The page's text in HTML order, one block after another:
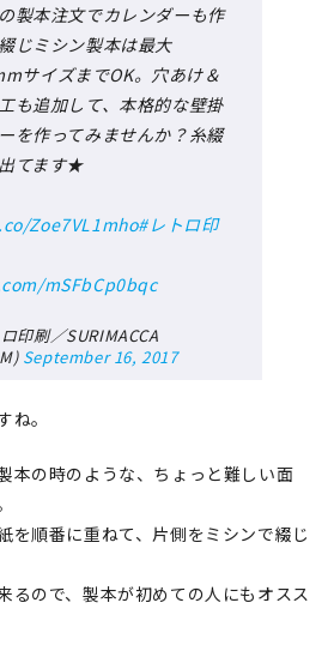
製本注文でカレンダーも作
じミシン製本は最大
サイズまでOK。穴あけ＆
も追加して、本格的な壁掛
を作ってみませんか？糸綴
てます★
Zoe7VL1mho#レトロ印
mSFbCp0bqc
印刷／SURIMACCA
September 16, 2017
。
本の時のような、ちょっと難しい面
を順番に重ねて、片側をミシンで綴じ
るので、製本が初めての人にもオスス